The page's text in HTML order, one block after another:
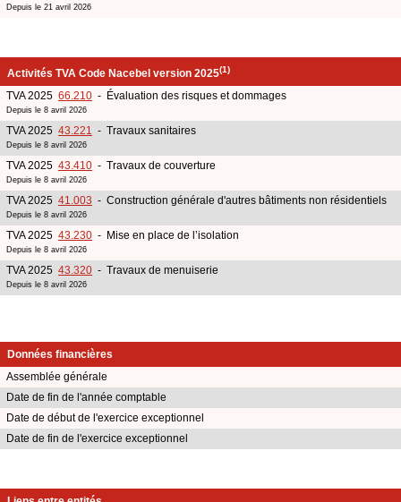
Depuis le 21 avril 2026
Activités TVA Code Nacebel version 2025(1)
TVA 2025 66.210 - Évaluation des risques et dommages
Depuis le 8 avril 2026
TVA 2025 43.221 - Travaux sanitaires
Depuis le 8 avril 2026
TVA 2025 43.410 - Travaux de couverture
Depuis le 8 avril 2026
TVA 2025 41.003 - Construction générale d'autres bâtiments non résidentiels
Depuis le 8 avril 2026
TVA 2025 43.230 - Mise en place de l’isolation
Depuis le 8 avril 2026
TVA 2025 43.320 - Travaux de menuiserie
Depuis le 8 avril 2026
Données financières
Assemblée générale
Date de fin de l'année comptable
Date de début de l'exercice exceptionnel
Date de fin de l'exercice exceptionnel